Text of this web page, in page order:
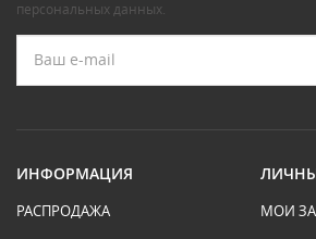
персональных данных.
ИНФОРМАЦИЯ
РАСПРОДАЖА
МОИ